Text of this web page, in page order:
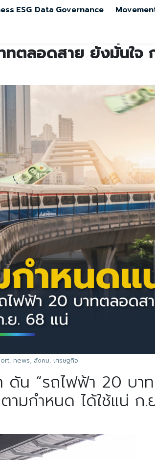
ESG Data Governance
ทตลอดสาย ยังมั่นใจ
, news, สังคม, เศรษฐกิจ
ดัน “รถไฟฟ้า 20 บา
ามกำหนด ได้ใช้แน่ ก